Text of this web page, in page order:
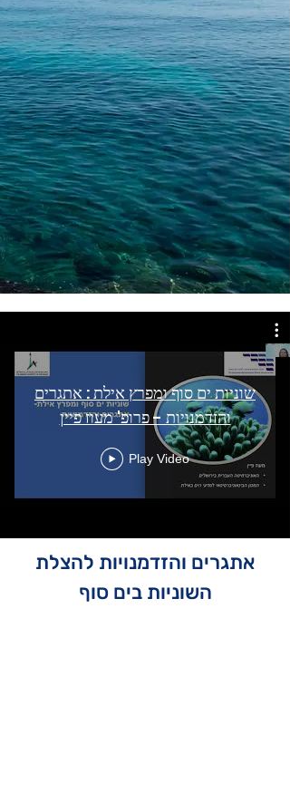
שוניות ים סוף ומפרץ אילת : אתגרים
והזדמנויות - פרופ' מעוז פיין
Play Video
אתגרים והזדמנויות להצלת
השוניות בים סוף